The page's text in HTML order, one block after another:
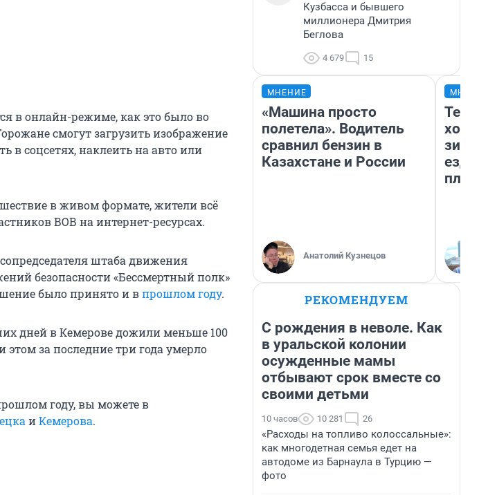
в онлайн-режиме, как это было во
смогут загрузить изображение
в соцсетях, наклеить на авто или
в живом формате, жители всё
ВОВ на интернет-ресурсах.
штаба движения
безопасности «Бессмертный полк»
было принято и впрошлом году.
дней в Кемерове дожили меньше 100
за последние три года умерло
году, вы можете в
иКемерова.
Кузбасса и бывшего
миллионера Дмитрия
Беглова
4 679 15
МНЕНИЕ
«Машина просто
полетела». Водитель
сравнил бензин в
Казахстане и России
Анатолий Кузнецов
ездит
РЕКОМЕНДУЕМ
С рождения в неволе. Как
в уральской колонии
осужденные мамы
отбывают срок вместе со
своими детьми
10 часов 10 281 26
«Расходы на топливо колоссальные»:
как многодетная семья едет на
автодоме из Барнаула в Турцию —
фото